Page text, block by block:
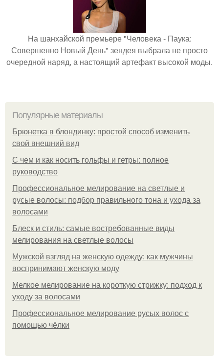
На шанхайской премьере "Человека - Паука:
Совершенно Новый День" зендея выбрала не просто
очередной наряд, а настоящий артефакт высокой моды.
Популярные материалы
Брюнетка в блондинку: простой способ изменить
свой внешний вид
С чем и как носить гольфы и гетры: полное
руководство
Профессиональное мелирование на светлые и
русые волосы: подбор правильного тона и ухода за
волосами
Блеск и стиль: самые востребованные виды
мелирования на светлые волосы
Мужской взгляд на женскую одежду: как мужчины
воспринимают женскую моду
Мелкое мелирование на короткую стрижку: подход к
уходу за волосами
Профессиональное мелирование русых волос с
помощью чёлки